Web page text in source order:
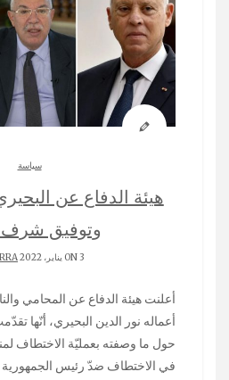
سياسة
هيئة الدفاع عن
وتوفيق شرف
ON 3 يناير، 2022 BY
أعلنت هيئة الدفاع عن المحامي والنائب بالبرلمان المعلّقة
أعماله نور الدين البحيري، أنّها
حول ما وصفته بعمليّة الاختطاف
في الاختطاف ضدّ رئيس